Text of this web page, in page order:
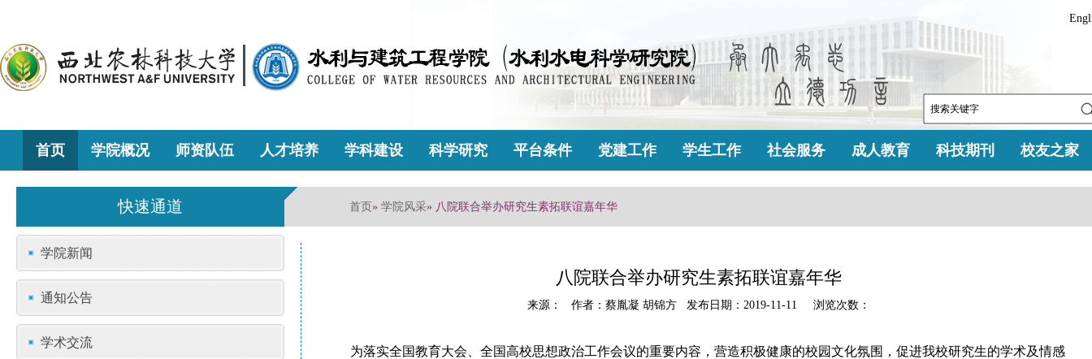
首页 学院概况 师资队伍 人才培养 学科建设 科学研究 平台条件 党建工作 学生工作 社会服务 成人教育 科技期刊 校友之家
快速通道 首页 » 学院风采» 八院联合举办研究生素拓联谊嘉年华
学院新闻
通知公告
学术交流
八院联合举办研究生素拓联谊嘉年华
来源： 作者：蔡胤凝 胡锦方 发布日期：2019-11-11 浏览次数：
为落实全国教育大会、全国高校思想政治工作会议的重要内容，营造积极健康的校园文化氛围，促进我校研究生的学术及情感